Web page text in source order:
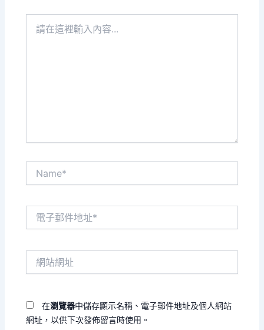
在瀏覽器中儲存顯示名稱、電子郵件地址及個人網站
網址，以供下次發佈留言時使用。